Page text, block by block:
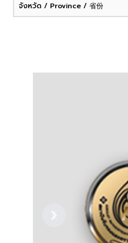
จังหวัด / Province / 省份
Previous
Next